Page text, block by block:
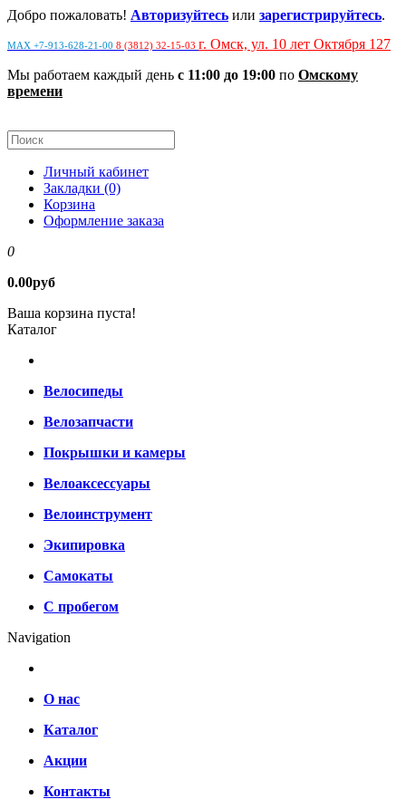
Добро пожаловать! Авторизуйтесь или зарегистрируйтесь.
MAX +7-913-628-21-00 8 (3812) 32-15-03 г. Омск, ул. 10 лет Октября 127
Мы работаем каждый день с 11:00 до 19:00 по Омскому
времени
Личный кабинет
Закладки (0)
Корзина
Оформление заказа
0
0.00руб
Ваша корзина пуста!
Каталог
Велосипеды
Велозапчасти
Покрышки и камеры
Велоаксессуары
Велоинструмент
Экипировка
Самокаты
С пробегом
Navigation
О нас
Каталог
Акции
Контакты